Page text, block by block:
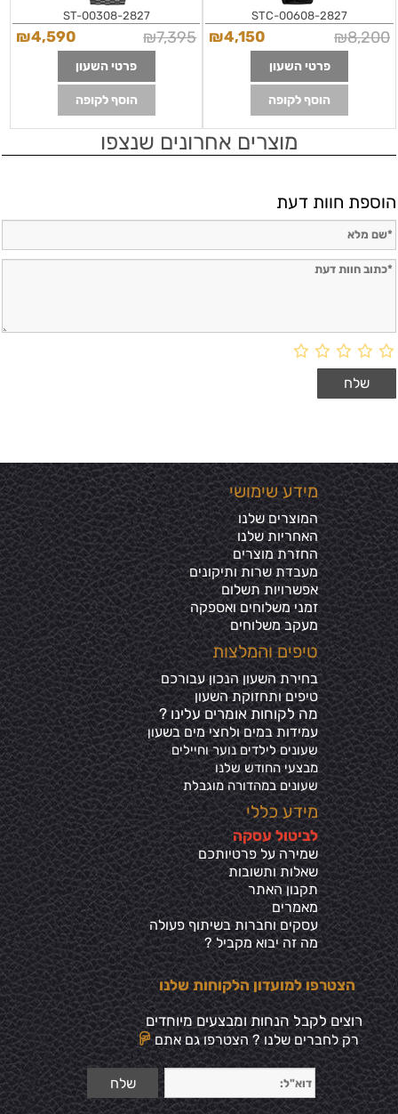
2827-STC-00608
₪8,200
₪4,150
פרטי השעון
הוסף לקופה
2827-ST-00308
₪7,395
₪4,590
פרטי השעון
הוסף לקופה
מוצרים אחרונים שנצפו
הוספת חוות דעת
מידע שימושי
המוצרים שלנו
האחריות שלנו
החזרת מוצרים
מעבדת שרות ותיקונים
אפשרויות תשלום
זמני משלוחים ואספקה
מעקב משלוחים
טיפים והמלצות
בחירת השעון הנכון עבורכם
טיפים ותחזוקת השעון
מה לקוחות אומרים עלינו ?
עמידות במים ולחצי מים בשעון
שעונים לילדים נוער וחיילים
מבצעי החודש שלנו
שעונים במהדורה מוגבלת
מידע כללי
לביטול עסקה
שמירה על פרטיותכם
שאלות ותשובות
תקנון האתר
מאמרים
עסקים וחברות בשיתוף פעולה
מה זה יבוא מקביל ?
הצטרפו למועדון הלקוחות שלנו
רוצים לקבל הנחות ומבצעים מיוחדים
רק לחברים שלנו ? הצטרפו גם אתם